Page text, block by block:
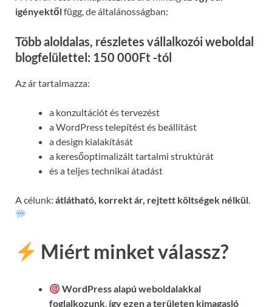
igényektőlfügg, de általánosságban:
Több aloldalas, részletes vállalkozói weboldal
blogfelülettel: 150 000Ft -tól
Az ár tartalmazza:
a konzultációt és tervezést
a WordPress telepítést és beállítást
a design kialakítását
a keresőoptimalizált tartalmi struktúrát
és a teljes technikai átadást
A célunk: átlátható, korrekt ár, rejtett költségek nélkül
Miért minket válassz?
WordPress alapú weboldalakkal
foglalkozunk, így ezen a területen kimagasló